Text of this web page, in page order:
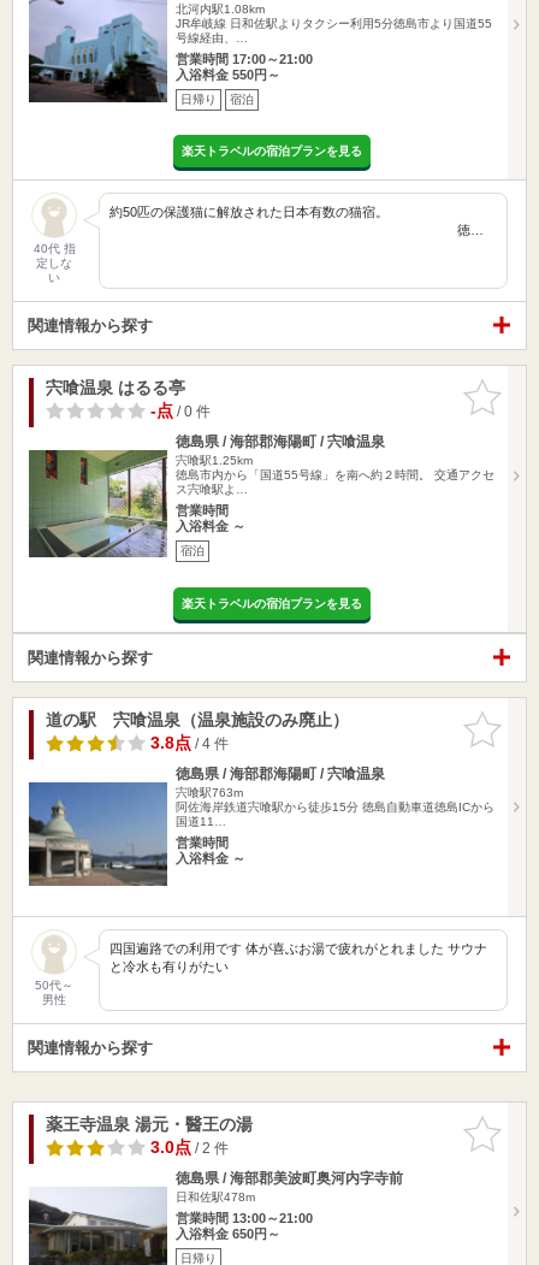
北河内駅1.08km
JR牟岐線 日和佐駅よりタクシー利用5分徳島市より国道55
号線経由、…
営業時間 17:00～21:00
入浴料金 550円～
日帰り 宿泊
楽天トラベルの宿泊プランを見る
40代 指
定しな
い
約50匹の保護猫に解放された日本有数の猫宿。
徳…
関連情報から探す
お気に入
りに追加
宍喰温泉 はるる亭
-点/ 0 件
徳島県 / 海部郡海陽町 / 宍喰温泉
宍喰駅1.25km
徳島市内から「国道55号線」を南へ約２時間。 交通アクセ
ス宍喰駅よ…
営業時間
入浴料金 ～
宿泊
楽天トラベルの宿泊プランを見る
関連情報から探す
お気に入
りに追加
道の駅 宍喰温泉（温泉施設のみ廃止）
3.8点/ 4 件
徳島県 / 海部郡海陽町 / 宍喰温泉
宍喰駅763m
阿佐海岸鉄道宍喰駅から徒歩15分 徳島自動車道徳島ICから
国道11…
営業時間
入浴料金 ～
50代～
男性
四国遍路での利用です 体が喜ぶお湯で疲れがとれました サウナ
と冷水も有りがたい
関連情報から探す
お気に入
りに追加
薬王寺温泉 湯元・醫王の湯
3.0点/ 2 件
徳島県 / 海部郡美波町奥河内字寺前
日和佐駅478m
営業時間 13:00～21:00
入浴料金 650円～
日帰り